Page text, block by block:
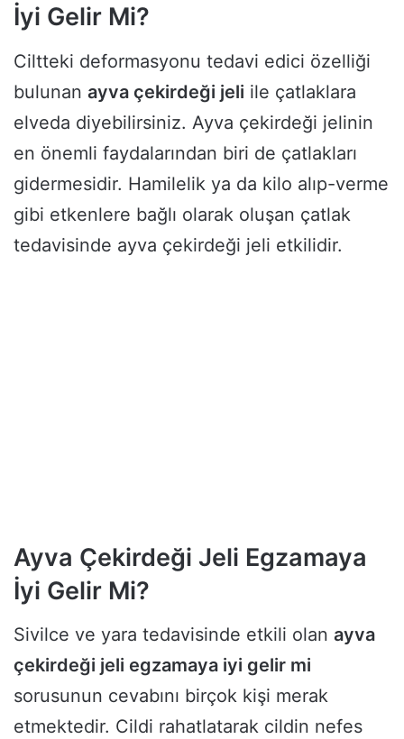
İyi Gelir Mi?
Ciltteki deformasyonu tedavi edici özelliği
bulunan ayva çekirdeği jeli ile çatlaklara
elveda diyebilirsiniz. Ayva çekirdeği jelinin
en önemli faydalarından biri de çatlakları
gidermesidir. Hamilelik ya da kilo alıp-verme
gibi etkenlere bağlı olarak oluşan çatlak
tedavisinde ayva çekirdeği jeli etkilidir.
Ayva Çekirdeği Jeli Egzamaya
İyi Gelir Mi?
Sivilce ve yara tedavisinde etkili olan ayva
çekirdeği jeli egzamaya iyi gelir mi
sorusunun cevabını birçok kişi merak
etmektedir. Cildi rahatlatarak cildin nefes